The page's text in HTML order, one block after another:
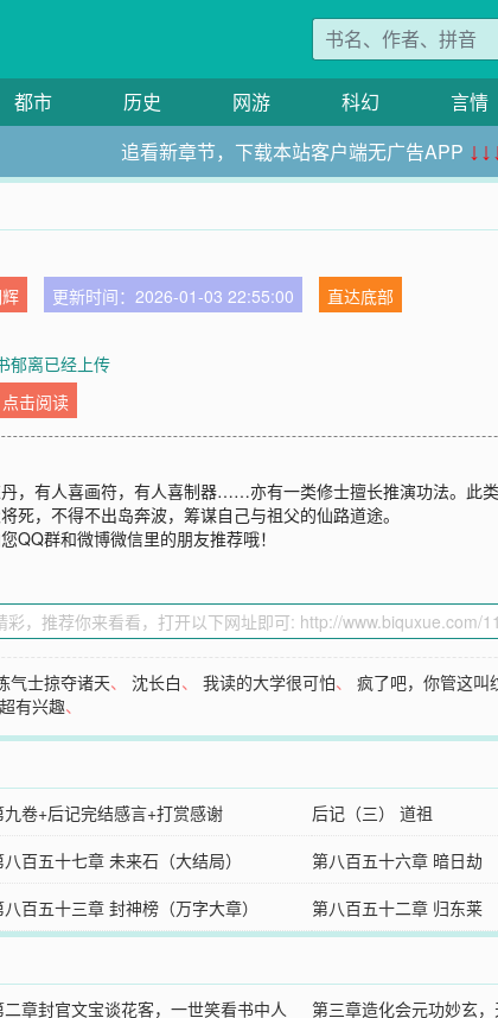
都市 历史 网游 科幻 言情
追看新章节，下载本站客户端无广告APP ↓↓↓
更新时间：2026-01-03 22:55:00
直达底部
郁离已经上传
点击阅读
，有人喜画符，有人喜制器……亦有一类修士擅长推演功法。此
死，不得不出岛奔波，筹谋自己与祖父的仙路道途。
QQ群和微博微信里的朋友推荐哦！
气士掠夺诸天、沈长白、我读的大学很可怕、疯了吧，你管这叫
有兴趣、
九卷+后记完结感言+打赏感谢 后记（三） 道祖
八百五十七章 未来石（大结局） 第八百五十六章 暗日劫
八百五十三章 封神榜（万字大章） 第八百五十二章 归东莱
二章封官文宝谈花客，一世笑看书中人 第三章造化会元功妙玄